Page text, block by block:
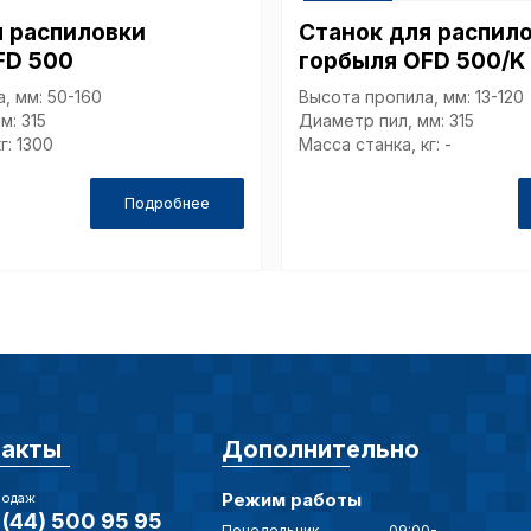
распиловки
500
мм: 50-160
315
1300
Подробнее
Станок для
горбыля OFD 500/K
Высота пропила, мм: 13-120
Диаметр пил, мм: 315
Масса станка, кг: -
500 95 95
Дополнительно
Режим работы
(обязательные) cookie-файлы
cookie-файлы
Отключение аналитических cookie файлов не